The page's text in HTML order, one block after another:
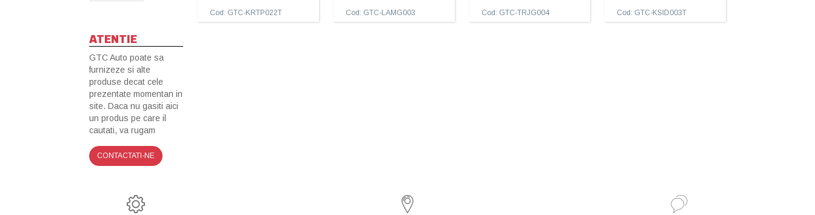
Cod: GTC-KRTP022T Cod: GTC-LAMG003 Cod: GTC-TRJG004 Cod: GTC-KSID003T
ATENTIE
GTC Auto poate sa
furnizeze si alte
produse decat cele
prezentate momentan in
site. Daca nu gasiti aici
un produs pe care il
cautati, va rugam
CONTACTATI-NE